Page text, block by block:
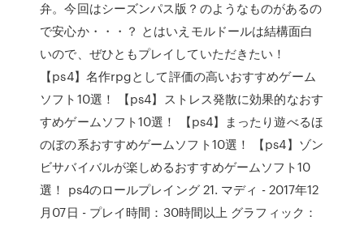
弁。今回はシーズンパス版？のようなものがあるの
で安心か・・・？ とはいえモルドールは結構面白
いので、ぜひともプレイしていただきたい！
【ps4】名作rpgとして評価の高いおすすめゲーム
ソフト10選！ 【ps4】ストレス発散に効果的なおす
すめゲームソフト10選！ 【ps4】まったり遊べるほ
のぼの系おすすめゲームソフト10選！ 【ps4】ゾン
ビサバイバルが楽しめるおすすめゲームソフト10
選！ ps4のロールプレイング 21. マディ - 2017年12
月07日 - プレイ時間：30時間以上 グラフィック：